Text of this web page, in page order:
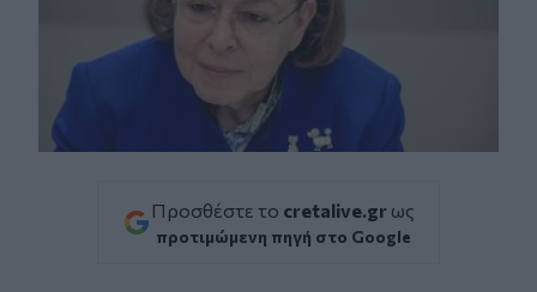
Προσθέστε το cretalive.gr ως
προτιμώμενη πηγή στο Google